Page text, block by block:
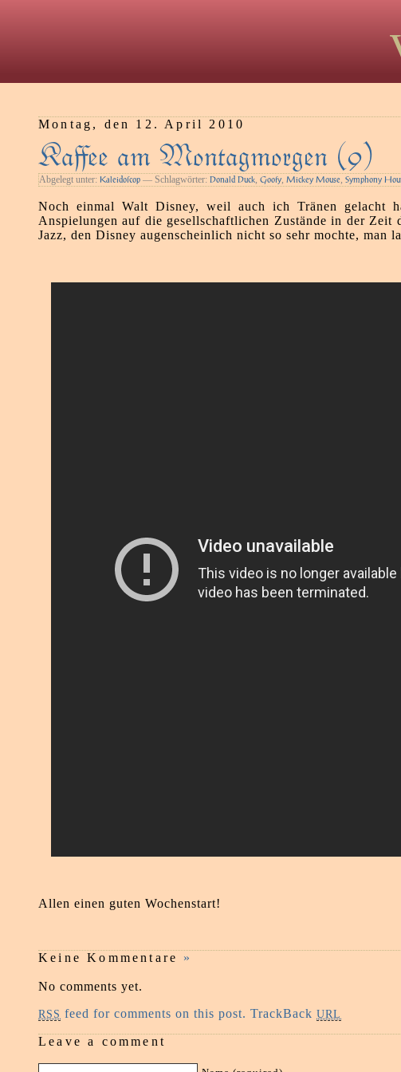
Montag, den 12. April 2010
Kaﬀee am Montagmorgen (9)
Abgelegt unter: Kaleidoſcop — Schlagwörter: Donald Duck, Goofy, Mickey Mouse, Symphony
Noch einmal Walt Disney, weil auch ich Tränen gelacht
Anspielungen auf die gesellschaftlichen Zustände in der Zeit
Jazz, den Disney augenscheinlich nicht so sehr mochte, man
Allen einen guten Wochenstart!
Keine Kommentare »
No comments yet.
RSS feed for comments on this post. TrackBackURL
Leave a comment